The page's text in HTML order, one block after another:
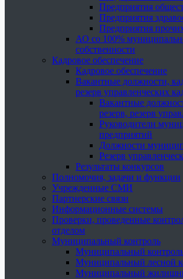
Предприятия
Предприятия
Предприятия
АО со 100%
собственности
Кадровое обеспечение
Кадровое обеспечение
Вакантные должности,
резерв управленческих
Вакантные
резерв, резерв
Руководители
предприятий
Должности
Резерв
Результаты конкурсов
Полномочия, задачи и функции
Учрежденные СМИ
Партнерские связи
Информационные системы
Проверки, проведенные
отделом
Муниципальный контроль
Муниципальный
Муниципальный лесной
Муниципальный